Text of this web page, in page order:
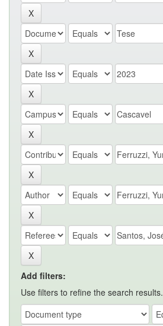
Add filters:
Use filters to refine the search results.